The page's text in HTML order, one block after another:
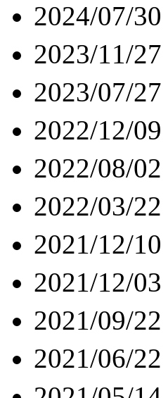
2024/07/30
2023/11/27
2023/07/27
2022/12/09
2022/08/02
2022/03/22
2021/12/10
2021/12/03
2021/09/22
2021/06/22